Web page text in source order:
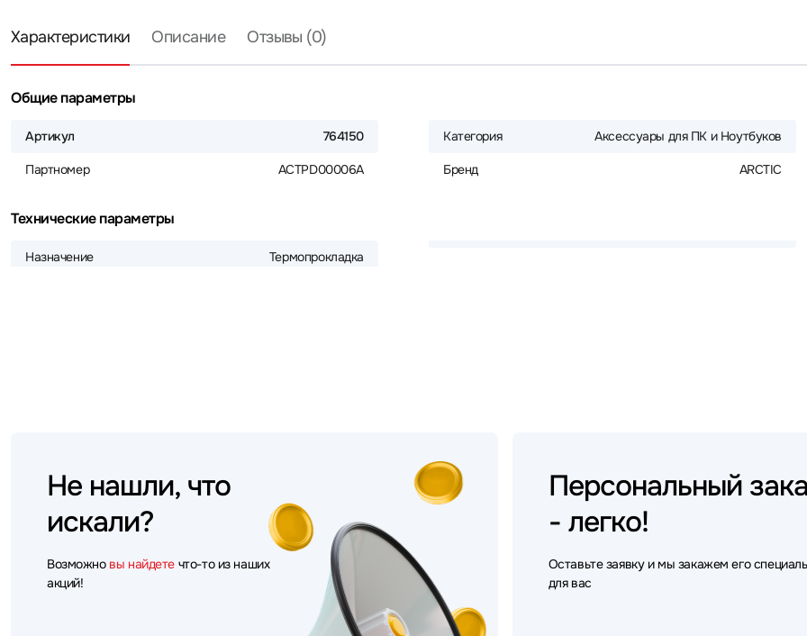
Характеристики Описание Отзывы (0)
Общие параметры
Артикул 764150
Партномер ACTPD00006A
Категория Аксессуары для ПК и Ноутбуков
Бренд ARCTIC
Технические параметры
Назначение Термопрокладка
Не нашли, что
искали?
Возможно вы найдете что-то из наших
акций!
Персональный
- легко!
Оставьте заявку и мы закажем его
для вас